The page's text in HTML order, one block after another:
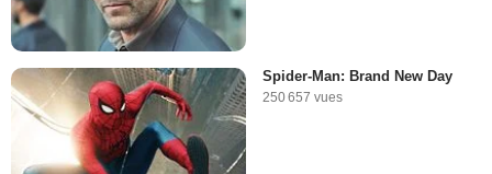
Spider-Man: Brand New Day
250 657 vues